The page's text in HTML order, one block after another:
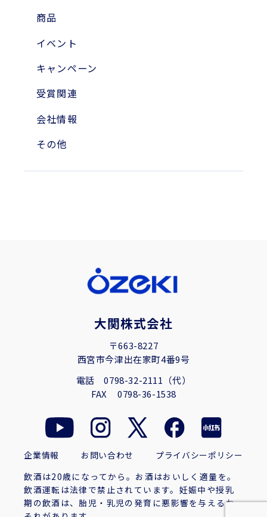
2023年
2010年
2004年
商品
イベント
キャンペーン
受賞関連
会社情報
その他
大関株式会社
〒663-8227
西宮市今津出在家町4番9号
電話0798-32-2111（代）
FAX 0798-36-1538
飲酒は20歳になってから。お酒はおいしく適量を。
飲酒運転は法律で禁止されています。妊娠中や授乳
期の飲酒は、胎児・乳児の発育に悪影響を与えるお
企業情報 お問い合わせ プライバシーポリシー